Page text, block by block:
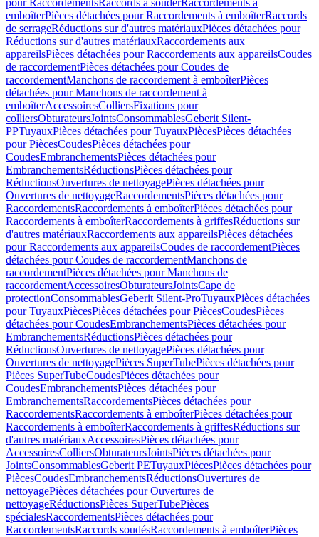
pour RaccordementsRaccords à souderRaccordements à
emboîterPièces détachées pour Raccordements à emboîterRaccords
de serrageRéductions sur d'autres matériauxPièces détachées pour
Réductions sur d'autres matériauxRaccordements aux
appareilsPièces détachées pour Raccordements aux appareilsCoudes
de raccordementPièces détachées pour Coudes de
raccordementManchons de raccordement à emboîterPièces
détachées pour Manchons de raccordement à
emboîterAccessoiresColliersFixations pour
colliersObturateursJointsConsommablesGeberit Silent-
PPTuyauxPièces détachées pour TuyauxPiècesPièces détachées
pour PiècesCoudesPièces détachées pour
CoudesEmbranchementsPièces détachées pour
EmbranchementsRéductionsPièces détachées pour
RéductionsOuvertures de nettoyagePièces détachées pour
Ouvertures de nettoyageRaccordementsPièces détachées pour
RaccordementsRaccordements à emboîterPièces détachées pour
Raccordements à emboîterRaccordements à griffesRéductions sur
d'autres matériauxRaccordements aux appareilsPièces détachées
pour Raccordements aux appareilsCoudes de raccordementPièces
détachées pour Coudes de raccordementManchons de
raccordementPièces détachées pour Manchons de
raccordementAccessoiresObturateursJointsCape de
protectionConsommablesGeberit Silent-ProTuyauxPièces détachées
pour TuyauxPiècesPièces détachées pour PiècesCoudesPièces
détachées pour CoudesEmbranchementsPièces détachées pour
EmbranchementsRéductionsPièces détachées pour
RéductionsOuvertures de nettoyagePièces détachées pour
Ouvertures de nettoyagePièces SuperTubePièces détachées pour
Pièces SuperTubeCoudesPièces détachées pour
CoudesEmbranchementsPièces détachées pour
EmbranchementsRaccordementsPièces détachées pour
RaccordementsRaccordements à emboîterPièces détachées pour
Raccordements à emboîterRaccordements à griffesRéductions sur
d'autres matériauxAccessoiresPièces détachées pour
AccessoiresColliersObturateursJointsPièces détachées pour
JointsConsommablesGeberit PETuyauxPiècesPièces détachées pour
PiècesCoudesEmbranchementsRéductionsOuvertures de
nettoyagePièces détachées pour Ouvertures de
nettoyageRéductionsPièces SuperTubePièces
spécialesRaccordementsPièces détachées pour
RaccordementsRaccords soudésRaccordements à emboîterPièces